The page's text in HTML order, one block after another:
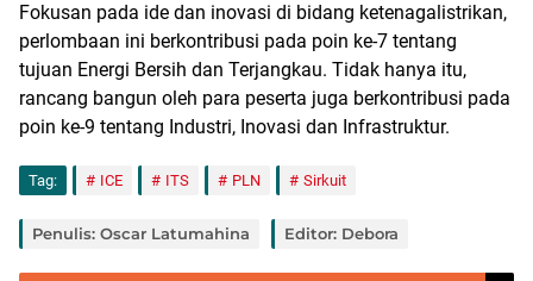
Fokusan pada ide dan inovasi di bidang ketenagalistrikan,
perlombaan ini berkontribusi pada poin ke-7 tentang
tujuan Energi Bersih dan Terjangkau. Tidak hanya itu,
rancang bangun oleh para peserta juga berkontribusi pada
poin ke-9 tentang Industri, Inovasi dan Infrastruktur.
Tag: ICE ITS PLN Sirkuit
Penulis: Oscar Latumahina Editor: Debora